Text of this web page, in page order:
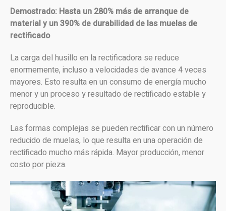
Demostrado: Hasta un 280% más de arranque de
material y un 390% de durabilidad de las muelas de
rectificado
La carga del husillo en la rectificadora se reduce
enormemente, incluso a velocidades de avance 4 veces
mayores. Esto resulta en un consumo de energía mucho
menor y un proceso y resultado de rectificado estable y
reproducible.
Las formas complejas se pueden rectificar con un número
reducido de muelas, lo que resulta en una operación de
rectificado mucho más rápida. Mayor producción, menor
costo por pieza.